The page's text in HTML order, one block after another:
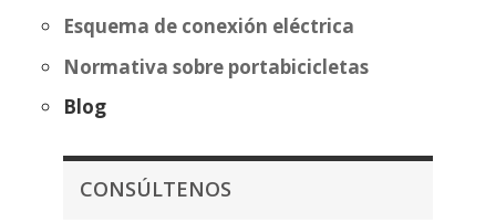
Esquema de conexión eléctrica
Normativa sobre portabicicletas
Blog
CONSÚLTENOS